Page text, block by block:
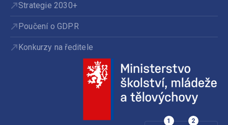
Strategie 2030+
Poučení o GDPR
Konkurzy na ředitele